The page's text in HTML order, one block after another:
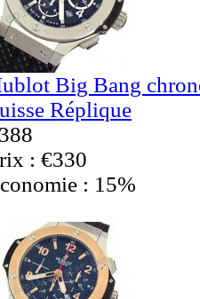
Big Bang
Réplique
: €330
: 15%